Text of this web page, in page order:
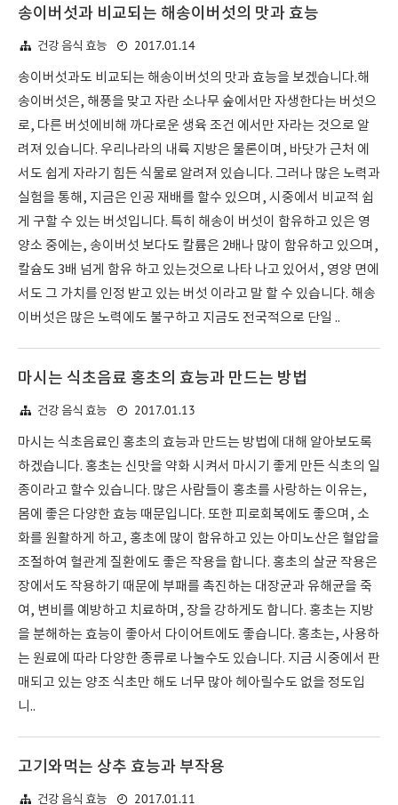
송이버섯과 비교되는 해송이버섯의 맛과 효능
건강 음식 효능 2017.01.14
송이버섯과도 비교되는 해송이버섯의 맛과 효능을 보겠습니다.해
송이버섯은, 해풍을 맞고 자란 소나무 숲에서만 자생한다는 버섯으
로, 다른 버섯에비해 까다로운 생육 조건 에서만 자라는 것으로 알
려져 있습니다. 우리나라의 내륙 지방은 물론이며, 바닷가 근처 에
서도 쉽게 자라기 힘든 식물로 알려져 있습니다. 그러나 많은 노력과
실험을 통해, 지금은 인공 재배를 할수 있으며, 시중에서 비교적 쉽
게 구할 수 있는 버섯입니다. 특히 해송이 버섯이 함유하고 있은 영
양소 중에는, 송이버섯 보다도 칼륨은 2배나 많이 함유하고 있으며,
칼슘도 3배 넘게 함유 하고 있는것으로 나타 나고 있어서, 영양 면에
서도 그 가치를 인정 받고 있는 버섯 이라고 말 할 수 있습니다. 해송
이버섯은 많은 노력에도 불구하고 지금도 전국적으로 단일 ..
마시는 식초음료 홍초의 효능과 만드는 방법
건강 음식 효능 2017.01.13
마시는 식초음료인 홍초의 효능과 만드는 방법에 대해 알아보도록
하겠습니다. 홍초는 신맛을 약화 시켜서 마시기 좋게 만든 식초의 일
종이라고 할수 있습니다. 많은 사람들이 홍초를 사랑하는 이유는,
몸에 좋은 다양한 효능 때문입니다. 또한 피로회복에도 좋으며, 소
화를 원활하게 하고, 홍초에 많이 함유하고 있는 아미노산은 혈압을
조절하여 혈관계 질환에도 좋은 작용을 합니다. 홍초의 살균 작용은
장에서도 작용하기 때문에 부패를 촉진하는 대장균과 유해균을 죽
여, 변비를 예방하고 치료하며, 장을 강하게도 합니다. 홍초는 지방
을 분해하는 효능이 좋아서 다이어트에도 좋습니다. 홍초는, 사용하
는 원료에 따라 다양한 종류로 나눌수도 있습니다. 지금 시중에서 판
매되고 있는 양조 식초만 해도 너무 많아 헤아릴수도 없을 정도입
니..
고기와먹는 상추 효능과 부작용
건강 음식 효능 2017.01.11